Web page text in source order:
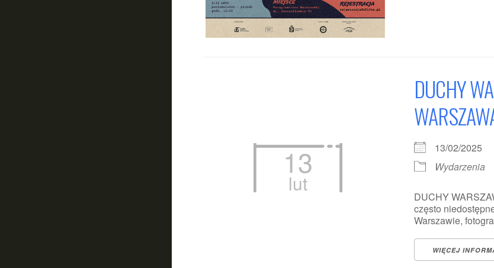
13
lut
DUCHY
13/02/2025
Wydarzenia
DUCHY
często
Warszawie,
WIĘCEJ